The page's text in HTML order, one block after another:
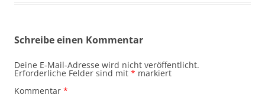
Schreibe einen Kommentar
Deine E-Mail-Adresse wird nicht veröffentlicht.
Erforderliche Felder sind mit * markiert
Kommentar *